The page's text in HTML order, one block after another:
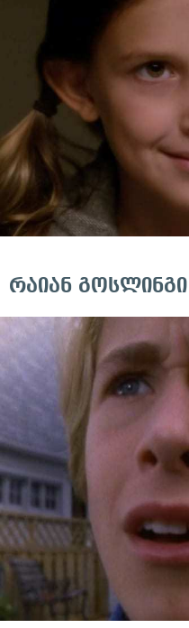
რაიან